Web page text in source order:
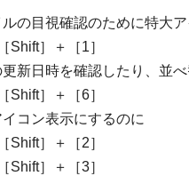
の目視確認のために特大
Shift］＋［1］
新日時を確認したり、並
Shift］＋［6］
コン表示にするのに
Shift］＋［2］
Shift］＋［3］